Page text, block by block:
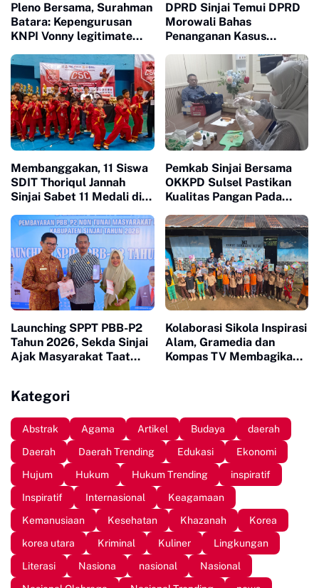
Pleno Bersama, Surahman
Batara: Kepengurusan
KNPI Vonny legitimate
DPRD Sinjai Temui DPRD
Morowali Bahas
Penanganan Kasus
Membanggakan, 11 Siswa
SDIT Thoriqul Jannah
Sinjai Sabet 11 Medali di
Pemkab Sinjai Bersama
OKKPD Sulsel Pastikan
Kualitas Pangan Pada
Gratis
Launching SPPT PBB-P2
Tahun 2026, Sekda Sinjai
Ajak Masyarakat Taat
Kolaborasi Sikola Inspirasi
Alam, Gramedia dan
Kompas TV Membagikan
Kategori
Abstrak Agama Artikel Budaya
daerah
Daerah
Daerah Trending Edukasi
Ekonomi
Hujum
Hukum Hukum Trending
inspiratif
Inspiratif
Internasional
Keagamaan
Kemanusiaan
Kesehatan Khazanah
Korea
korea utara
Kriminal Kuliner
Lingkungan
Literasi
Nasiona nasional
Nasional